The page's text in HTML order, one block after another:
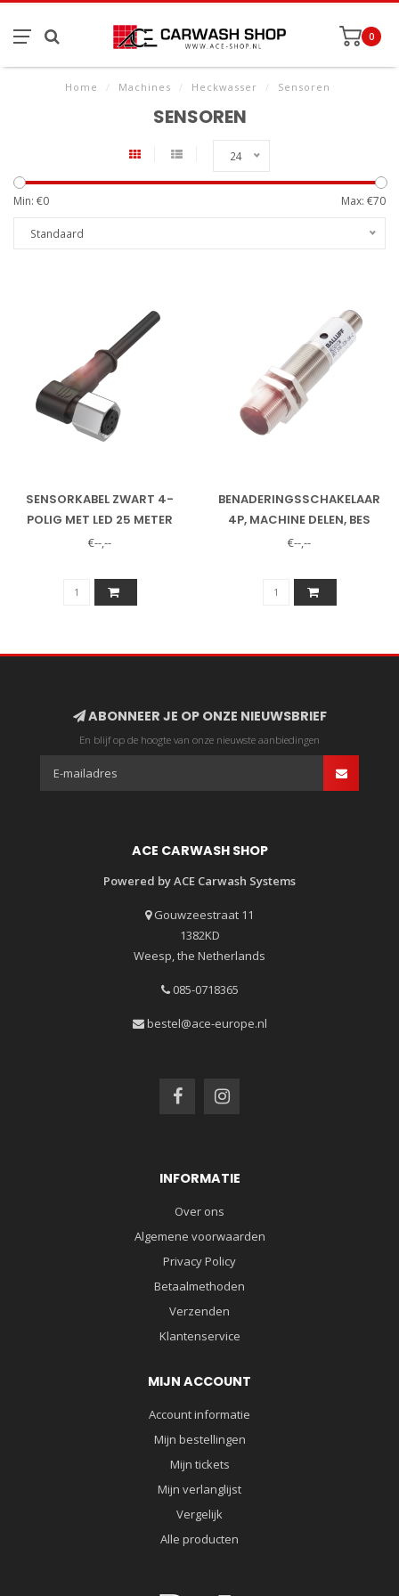
0
Home / Machines / Heckwasser / Sensoren
SENSOREN
24
Min: €0 Max: €70
Standaard
SENSORKABEL ZWART 4-
POLIG MET LED 25 METER
€--,--
BENADERINGSSCHAKELAAR
4P, MACHINE DELEN, BES
M18MP-PSC50B-S0
€--,--
ABONNEER JE OP ONZE NIEUWSBRIEF
En blijf op de hoogte van onze nieuwste aanbiedingen
ACE CARWASH SHOP
Powered by ACE Carwash Systems
Gouwzeestraat 11
1382KD
Weesp, the Netherlands
085-0718365
bestel@ace-europe.nl
INFORMATIE
Over ons
Algemene voorwaarden
Privacy Policy
Betaalmethoden
Verzenden
Klantenservice
MIJN ACCOUNT
Account informatie
Mijn bestellingen
Mijn tickets
Mijn verlanglijst
Vergelijk
Alle producten